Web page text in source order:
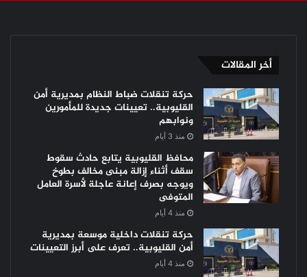
أخر المقالات
حركة تنقلات ضباط النظام بمديرية أمن
القليوبية.. تعيينات جديدة للمأمورين
ونوابهم
منذ 3 أيام
محافظ القليوبية يتابع حادث سقوط
سقف أثناء إزالة مبنى مخالف بطوخ
ويوجه بصرف إعانة عاجلة لأسرة العامل
المتوفى
منذ 4 أيام
حركة تنقلات داخلية موسعة بمديرية
أمن القليوبية.. تعرف على أبرز التعيينات
منذ 4 أيام